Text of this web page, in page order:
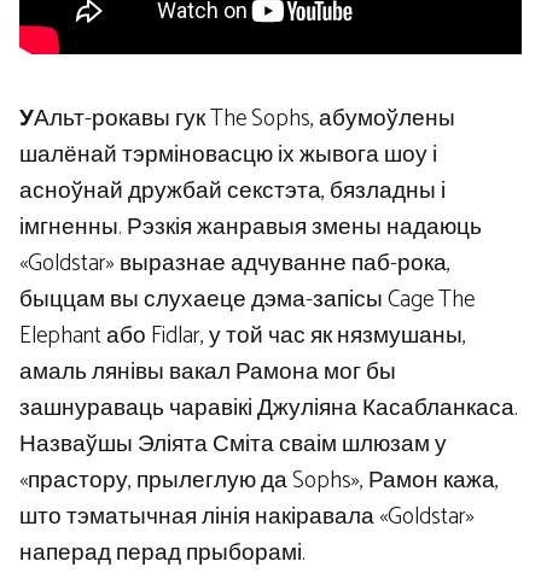
УАльт-рокавы гук The Sophs, абумоўлены
шалёнай тэрміновасцю іх жывога шоу і
асноўнай дружбай секстэта, бязладны і
імгненны. Рэзкія жанравыя змены надаюць
«Goldstar» выразнае адчуванне паб-рока,
быццам вы слухаеце дэма-запісы Cage The
Elephant або Fidlar, у той час як нязмушаны,
амаль лянівы вакал Рамона мог бы
зашнураваць чаравікі Джуліяна Касабланкаса.
Назваўшы Эліята Сміта сваім шлюзам у
«прастору, прылеглую да Sophs», Рамон кажа,
што тэматычная лінія накіравала «Goldstar»
наперад перад прыборамі.